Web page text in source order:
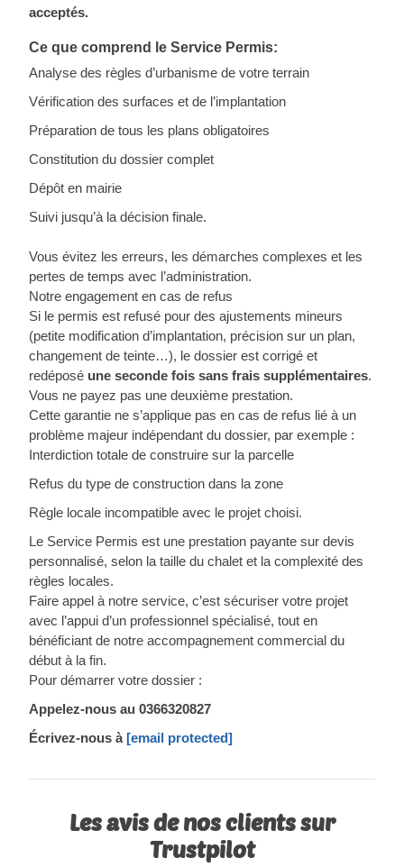
acceptés.
Ce que comprend le Service Permis:
Analyse des règles d’urbanisme de votre terrain
Vérification des surfaces et de l’implantation
Préparation de tous les plans obligatoires
Constitution du dossier complet
Dépôt en mairie
Suivi jusqu’à la décision finale.
Vous évitez les erreurs, les démarches complexes et les
pertes de temps avec l’administration.
Notre engagement en cas de refus
Si le permis est refusé pour des ajustements mineurs
(petite modification d’implantation, précision sur un plan,
changement de teinte…), le dossier est corrigé et
redéposé une seconde fois sans frais supplémentaires.
Vous ne payez pas une deuxième prestation.
Cette garantie ne s’applique pas en cas de refus lié à un
problème majeur indépendant du dossier, par exemple :
Interdiction totale de construire sur la parcelle
Refus du type de construction dans la zone
Règle locale incompatible avec le projet choisi.
Le Service Permis est une prestation payante sur devis
personnalisé, selon la taille du chalet et la complexité des
règles locales.
Faire appel à notre service, c’est sécuriser votre projet
avec l’appui d’un professionnel spécialisé, tout en
bénéficiant de notre accompagnement commercial du
début à la fin.
Pour démarrer votre dossier :
Appelez-nous au 0366320827
Écrivez-nous à[email protected]
Les avis de nos clients sur
Trustpilot